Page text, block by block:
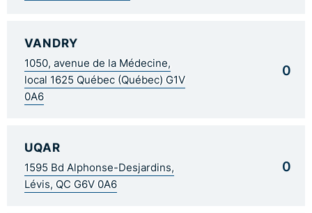
VANDRY
1050, avenue de la Médecine,
local 1625 Québec (Québec) G1V
0A6
0
UQAR
1595 Bd Alphonse-Desjardins,
Lévis, QC G6V 0A6
0